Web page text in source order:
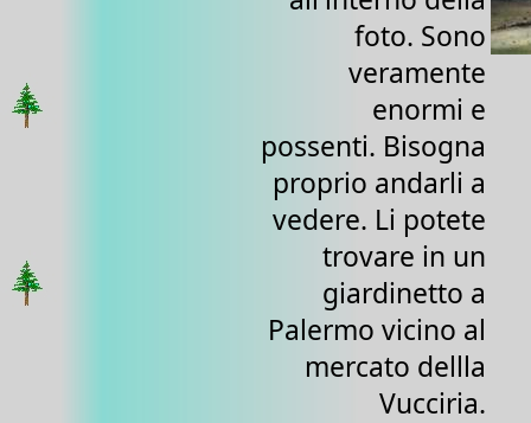
foto. Sono
veramente
enormi e
possenti. Bisogna
proprio andarli a
vedere. Li potete
trovare in un
giardinetto a
Palermo vicino al
mercato dellla
Vucciria.